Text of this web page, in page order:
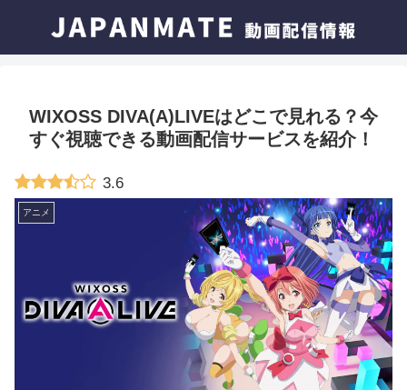
WIXOSS DIVA(A)LIVEはどこで見れる？今
すぐ視聴できる動画配信サービスを紹介！
3.6
アニメ